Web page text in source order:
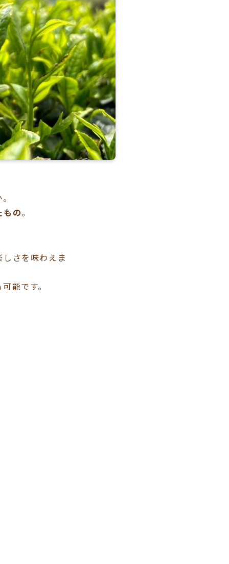
もの。
さを味わえま
能です。